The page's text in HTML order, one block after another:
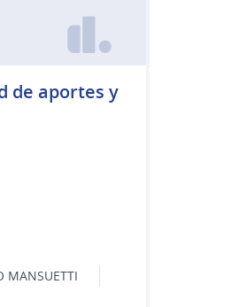
de aportes y
MANSUETTI